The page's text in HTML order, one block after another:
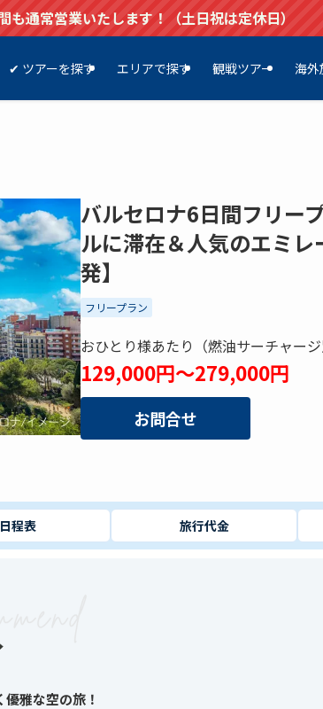
も通常営業いたします！（土日祝は定休日）
✔ ツアーを探す エリアで探す 観戦ツアー 海外
バルセロナ6日間フリー
ルに滞在＆人気のエミ
発】
フリープラン
おひとり様あたり（燃油サーチャージ
129,000円～279,000円
お問合せ
日程表 旅行代金
雅な空の旅！